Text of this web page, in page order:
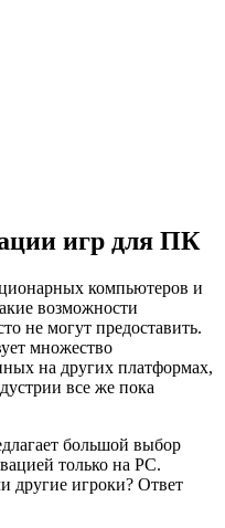
игр для ПК
компьютеров и
возможности
не могут предоставить.
множество
на других платформах,
все же пока
большой выбор
только на PC.
другие игроки? Ответ